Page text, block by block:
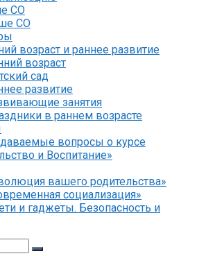
СО
СО
возраст и раннее развитие
возраст
сад
развитие
занятия
в раннем возрасте
вопросы о курсе
и Воспитание»
вашего родительства»
социализация»
и гаджеты. Безопасность и